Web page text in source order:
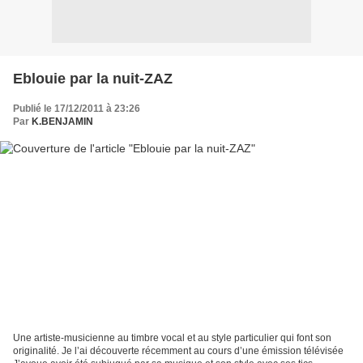
Eblouie par la nuit-ZAZ
Publié le 17/12/2011 à 23:26
Par K.BENJAMIN
Une artiste-musicienne au timbre vocal et au style particulier qui font son
originalité. Je l’ai découverte récemment au cours d’une émission télévisée